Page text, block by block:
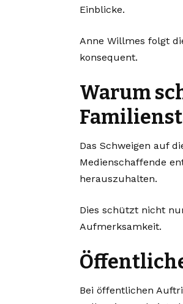
Einblicke.
Anne Willmes folgt
konsequent.
Warum
Das Schweigen auf
Medienschaffende
herauszuhalten.
Dies schützt nicht
Aufmerksamkeit.
Bei öffentlichen